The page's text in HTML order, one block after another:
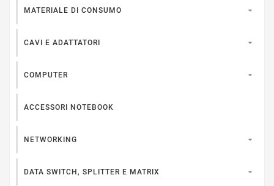
MATERIALE DI CONSUMO 
CAVI E ADATTATORI 
COMPUTER 
ACCESSORI NOTEBOOK
NETWORKING 
DATA SWITCH, SPLITTER E MATRIX 